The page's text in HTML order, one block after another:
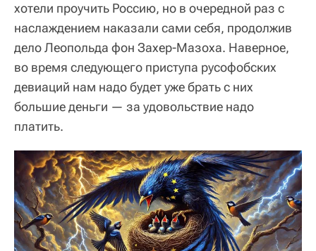
хотели проучить Россию, но в очередной раз с
наслаждением наказали сами себя, продолжив
дело Леопольда фон Захер-Мазоха. Наверное,
во время следующего приступа русофобских
девиаций нам надо будет уже брать с них
большие деньги — за удовольствие надо
платить.